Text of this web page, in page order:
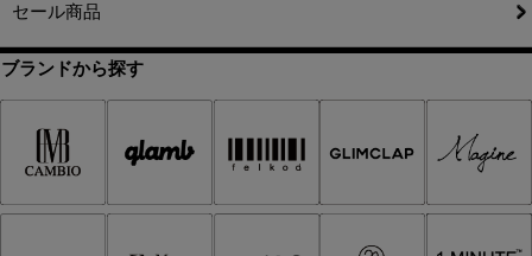
セール商品
ブランドから探す